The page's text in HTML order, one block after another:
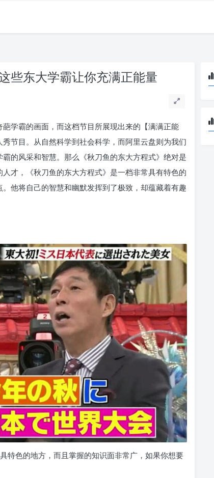
些东大学霸让你充满正能量
学霸的画面，而这档节目所展现出来的【满满正能
节目。从自然科学到社会科学，而阿里云盘则为我们
的风采和智慧。那么《秋刀鱼的东大方程式》绝对是
才，《秋刀鱼的东大方程式》是一档非常具有特色的
他将自己的智慧和幽默发挥到了极致，却蕴藏着有趣
特色的地方，而且掌握的知识面非常广，如果你想要